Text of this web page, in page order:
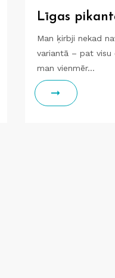
Līgas
Man ķirbji nekad
variantā – pat visu
man vienmēr…